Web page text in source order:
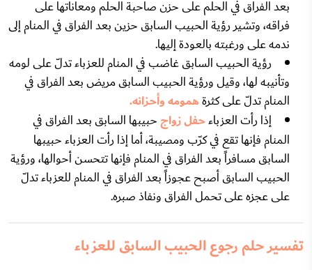
بعد الفراق في الحلم على حزن صاحبة الحلم ومعاناتها على
فراقه، وتشير رؤية الحبيب السابق حزين بعد الفراق في المنام إلى
ندمه على ورغبته بالعودة إليها.
رؤية الحبيب السابق غاضب في المنام للعزباء تدلّ على لومه
وتأنيبه لها، وقيل ورؤية الحبيب السابق مريض بعد الفراق في
المنام تدلّ على كثرةهمومه وأحزانه.
إذا رأت العزباءحفل زواجحبيبها السابق بعد الفراق في
المنام فإنها تقع في كرّب ومصيبة، أما إذا رأت العزباء حبيبها
السابق مسافراً بعد الفراق في المنام فإنها تتحسن أحوالها، ورؤية
الحبيب السابق أصبح عجوزاً بعد الفراق في المنام للعزباء تدلّ
على عجزه على تحمل الفراق ونفاذ صبره.
تفسير حلم رجوع الحبيب السابق للعزباء